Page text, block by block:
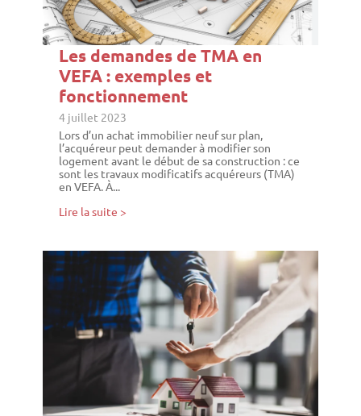
Les demandes de TMA en
VEFA : exemples et
fonctionnement
4 juillet 2023
Lors d’un achat immobilier neuf sur plan,
l’acquéreur peut demander à modifier son
logement avant le début de sa construction : ce
sont les travaux modificatifs acquéreurs (TMA)
en VEFA. À...
Lire la suite >